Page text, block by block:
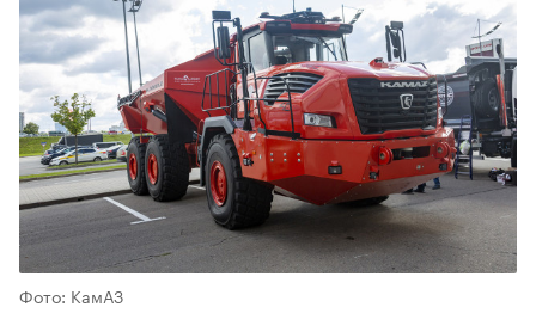
Фото: КамАЗ